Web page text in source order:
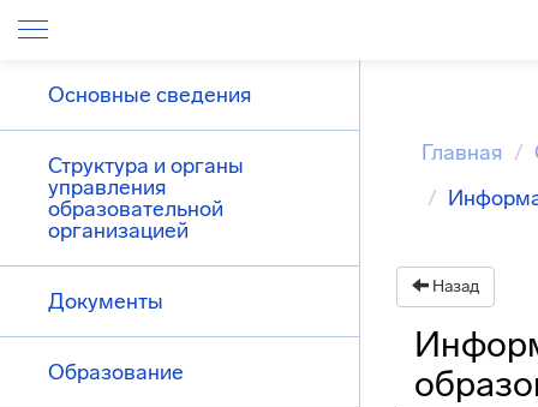
Основные сведения
Структура и органы
управления
образовательной
организацией
Документы
Образование
Главная
Назад